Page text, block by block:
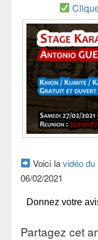
Voici lavidéo du
06/02/2021
Donnez votre
Partagez cet